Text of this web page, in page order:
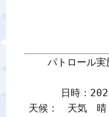
パトロール
日時：
天候：　天気　